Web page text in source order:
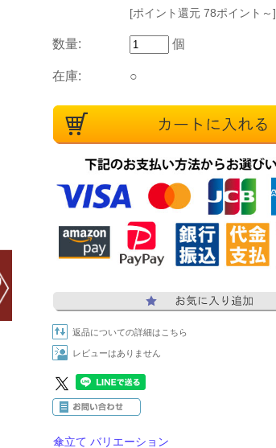
[ポイント還元 78ポイント～]
数量: 個
在庫: ○
返品についての詳細はこちら
レビューはありません
傘立て バリエーション